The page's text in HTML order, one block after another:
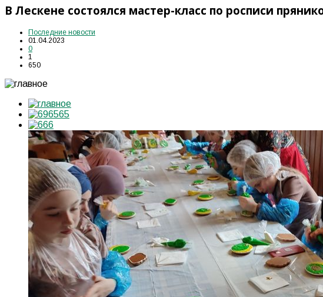
В Лескене состоялся мастер-класс по росписи
Последние новости
01.04.2023
0
1
650